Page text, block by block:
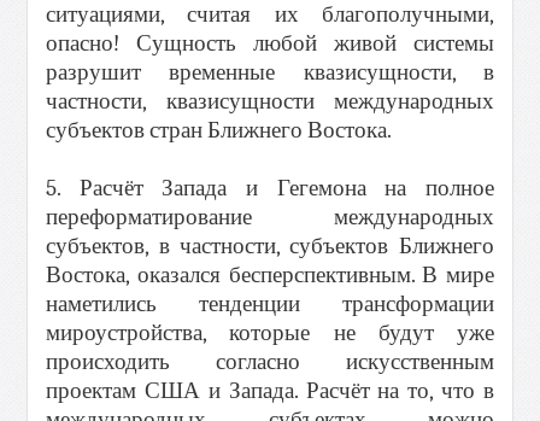
ситуациями, считая их благополучными,
опасно! Сущность любой живой системы
разрушит временные квазисущности, в
частности, квазисущности международных
субъектов стран Ближнего Востока.
5. Расчёт Запада и Гегемона на полное
переформатирование международных
субъектов, в частности, субъектов Ближнего
Востока, оказался бесперспективным. В мире
наметились тенденции трансформации
мироустройства, которые не будут уже
происходить согласно искусственным
проектам США и Запада. Расчёт на то, что в